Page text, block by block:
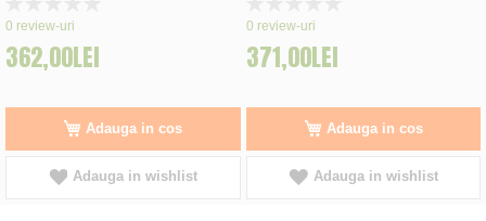
0%
0 review-uri
362,00LEI
Adauga in cos
Adauga in wishlist
0%
0 review-uri
371,00LEI
Adauga in cos
Adauga in wishlist